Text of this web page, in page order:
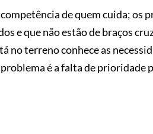
de quem cuida; os
e que não estão de braços
no terreno conhece as
é a falta de prioridade